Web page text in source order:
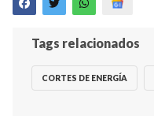
Tags relacionados
CORTES DE ENERGÍA